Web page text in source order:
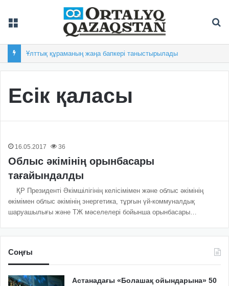
Ұлттық құраманың жаңа бапкері таныстырылады
Есік қаласы
16.05.2017 36
Облыс әкімінің орынбасары
тағайындалды
ҚР Президенті Әкімшілігінің келісімімен және облыс әкімінің
өкімімен облыс әкімінің энергетика, тұрғын үй-коммуналдық
шаруашылығы және ТЖ мәселелері бойынша орынбасары…
Соңғы
Астанадағы «Болашақ ойындарына» 50